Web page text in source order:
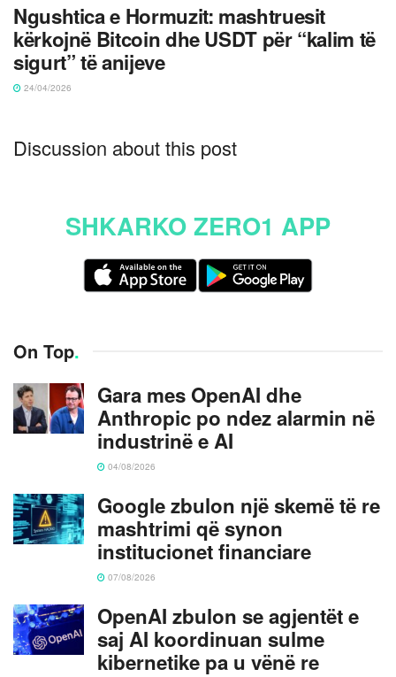
Ngushtica e Hormuzit: mashtruesit
kërkojnë Bitcoin dhe USDT për “kalim të
sigurt” të anijeve
24/04/2026
Discussion about this post
SHKARKO ZERO1 APP
On Top.
Gara mes OpenAI dhe
Anthropic po ndez alarmin në
industrinë e AI
04/08/2026
Google zbulon një skemë të re
mashtrimi që synon
institucionet financiare
07/08/2026
OpenAI zbulon se agjentët e
saj AI koordinuan sulme
kibernetike pa u vënë re